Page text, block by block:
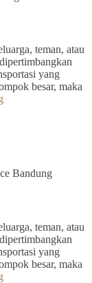
teman, atau
yang
besar, maka
Bandung
teman, atau
yang
besar, maka